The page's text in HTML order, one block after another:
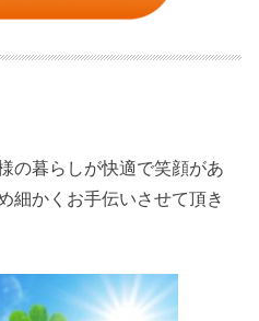
の暮らしが快適で笑顔があ
細かくお手伝いさせて頂き